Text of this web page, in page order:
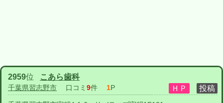
2959位 こあら歯科
千葉県習志野市 口コミ 9件 1P